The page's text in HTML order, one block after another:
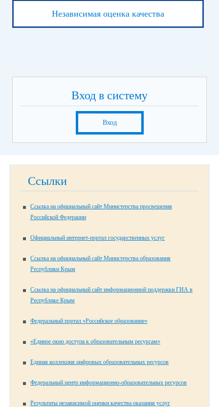
Независимая оценка качества
Вход в систему
Вход
Ссылки
Ссылка на официальный сайт Министерства просвещения
Российской Федерации
Официальный интернет-портал государственных услуг
Ссылка на официальный сайт Министерства образования
Республики Крым
Ссылка на официальный сайт информационной поддержки ГИА в
Республике Крым
Федеральный портал «Российское образование»
«Единое окно доступа к образовательным ресурсам»
Единая коллекция цифровых образовательных ресурсов
Федеральный центр информационно-образовательных ресурсов
Результаты независимой оценки качества оказания услуг